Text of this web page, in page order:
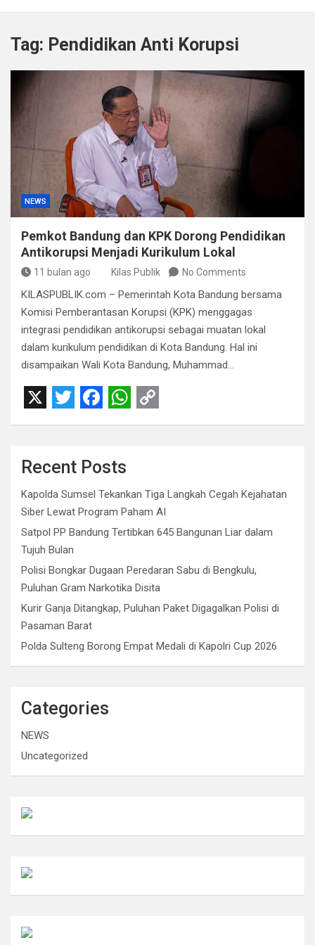
Satpol PP Bandung Tertibkan 645 Bangunan Liar dalam
Polisi Bongkar Dugaan Peredaran Sabu di Bengkulu,
Kurir Ganja Ditangkap, Puluhan Paket Digagalkan Polisi
di Pasaman Barat
Polda Sulteng Borong Empat Medali di Kapolri Cup
Tag: Pendidikan Anti Korupsi
NEWS
Pemkot Bandung dan KPK Dorong Pendidikan
Antikorupsi Menjadi Kurikulum Lokal
11 bulan ago Kilas Publik No Comments
KILASPUBLIK.com – Pemerintah Kota Bandung bersama
Komisi Pemberantasan Korupsi (KPK) menggagas
integrasi pendidikan antikorupsi sebagai muatan lokal
dalam kurikulum pendidikan di Kota Bandung. Hal ini
disampaikan Wali Kota Bandung, Muhammad…
X T
i
t
t
e
r
F
c
e
b
o
k
W
a
t
s
A
p
C
y
L
i
k
Recent Posts
Kapolda Sumsel Tekankan Tiga Langkah Cegah Kejahatan
Siber Lewat Program Paham AI
Satpol PP Bandung Tertibkan 645 Bangunan Liar dalam
Tujuh Bulan
Polisi Bongkar Dugaan Peredaran Sabu di Bengkulu,
Puluhan Gram Narkotika Disita
Kurir Ganja Ditangkap, Puluhan Paket Digagalkan Polisi di
Pasaman Barat
Polda Sulteng Borong Empat Medali di Kapolri Cup 2026
Categories
NEWS
Uncategorized